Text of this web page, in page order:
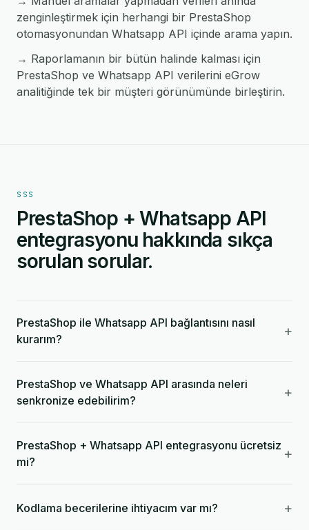
zenginleştirmek için herhangi bir PrestaShop
otomasyonundan Whatsapp API içinde arama yapın.
→ Raporlamanın bir bütün halinde kalması için
PrestaShop ve Whatsapp API verilerini eGrow
analitiğinde tek bir müşteri görünümünde birleştirin.
SSS
PrestaShop + Whatsapp API
entegrasyonu hakkında sıkça
sorulan sorular.
PrestaShop ile Whatsapp API bağlantısını nasıl
kurarım?
+
PrestaShop ve Whatsapp API arasında neleri
senkronize edebilirim?
+
PrestaShop + Whatsapp API entegrasyonu ücretsiz
mi?
+
Kodlama becerilerine ihtiyacım var mı? +